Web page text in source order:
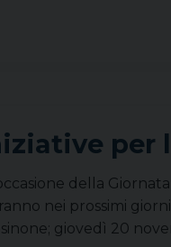
per
della
nei prossimi
giovedì 20